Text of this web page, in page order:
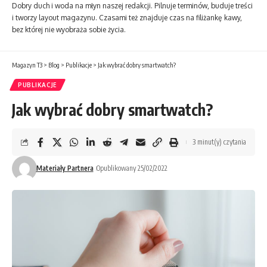
Dobry duch i woda na młyn naszej redakcji. Pilnuje terminów, buduje treści
i tworzy layout magazynu. Czasami też znajduje czas na filiżankę kawy,
bez której nie wyobraża sobie życia.
Magazyn T3 > Blog > Publikacje > Jak wybrać dobry smartwatch?
PUBLIKACJE
Jak wybrać dobry smartwatch?
Materiały Partnera Opublikowany 25/02/2022
3 minut(y) czytania